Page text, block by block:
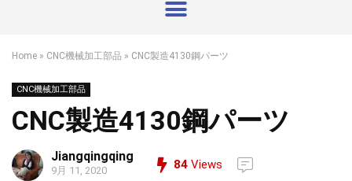
Home » CNC機械加工部品 » CNC製造4130鋼パーツ
CNC機械加工部品
CNC製造4130鋼パーツ
Jiangqingqing
9月 11, 2020 84 Views